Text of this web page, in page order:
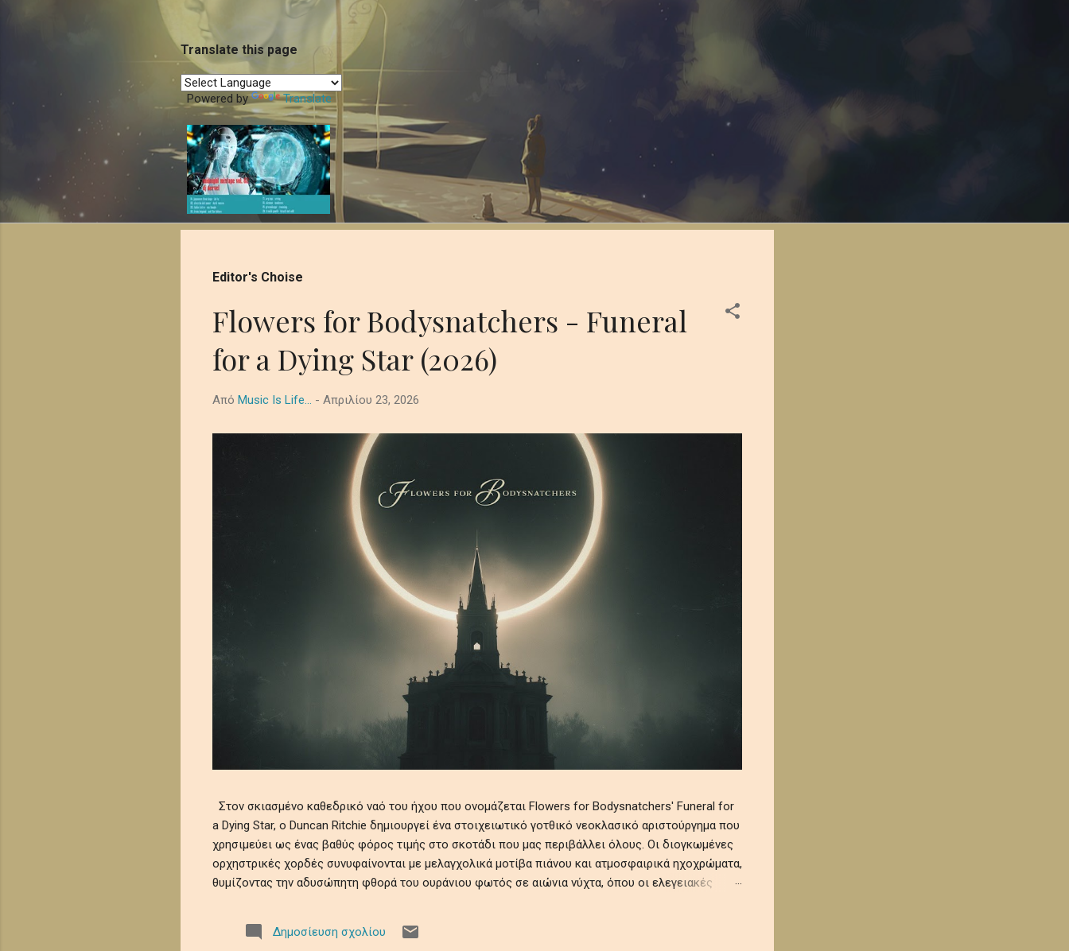
Translate this page
Powered by Translate
Editor's Choise
Flowers for Bodysnatchers - Funeral
for a Dying Star (2026)
Από Music Is Life... - Απριλίου 23, 2026
Στον σκιασμένο καθεδρικό ναό του ήχου που ονομάζεται Flowers for Bodysnatchers' Funeral for
a Dying Star, ο Duncan Ritchie δημιουργεί ένα στοιχειωτικό γοτθικό νεοκλασικό αριστούργημα που
χρησιμεύει ως ένας βαθύς φόρος τιμής στο σκοτάδι που μας περιβάλλει όλους. Οι διογκωμένες
ορχηστρικές χορδές συνυφαίνονται με μελαγχολικά μοτίβα πιάνου και ατμοσφαιρικά ηχοχρώματα,
θυμίζοντας την αδυσώπητη φθορά του ουράνιου φωτός σε αιώνια νύχτα, όπου οι ελεγειακές
κοσμικής λήθης. Αυτό το ηχητικό ρέκβιεμ βυθίζει τους ακροατές σε ένα κινηματογραφικό
μωσαϊκό μελαγχολίας και τρόμου, μεταμορφώνοντας προσωπικές και καθολικές σκιές σε μια
Δημοσίευση σχολίου